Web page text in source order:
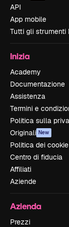
API
App mobile
Tutti gli strumenti
Inizia
Academy
Documentazione
Assistenza
Termini e
Politica sulla
Originali New
Politica dei cookie
Centro di fiducia
Affiliati
Aziende
Azienda
Prezzi